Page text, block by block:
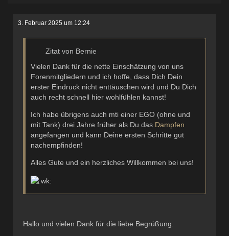
3. Februar 2025 um 12:24
Zitat von Bernie
Vielen Dank für die nette Einschätzung von uns
Forenmitgliedern und ich hoffe, dass Dich Dein
erster Eindruck nicht enttäuschen wird und Du Dich
auch recht schnell hier wohlfühlen kannst!
Ich habe übrigens auch mti einer EGO (ohne und
mit Tank) drei Jahre früher als Du das Dampfen
angefangen und kann Deine ersten Schritte gut
nachempfinden!
Alles Gute und ein herzliches Willkommen bei uns!
Hallo und vielen Dank für die liebe Begrüßung.